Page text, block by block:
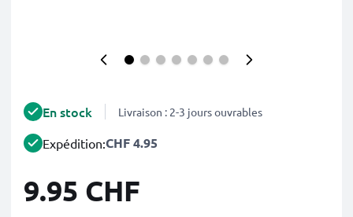
En stock Livraison : 2-3 jours ouvrables
Expédition:CHF 4.95
9.95 CHF